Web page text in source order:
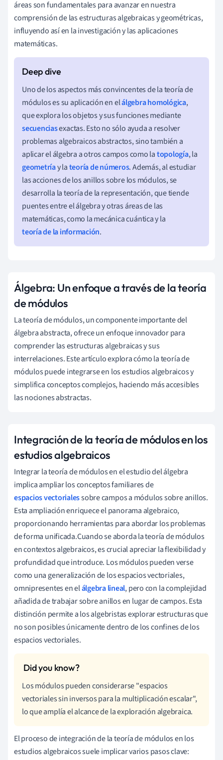
áreas son fundamentales para avanzar en nuestra
comprensión de las estructuras algebraicas y geométricas,
influyendo así en la investigación y las aplicaciones
matemáticas.
Uno de los aspectos más convincentes de la teoría de
módulos es su aplicación en elálgebra homológica,
que explora los objetos y sus funciones mediante
secuenciasexactas. Esto no sólo ayuda a resolver
problemas algebraicos abstractos, sino también a
aplicar el álgebra a otros campos como latopología, la
geometríay lateoría de números. Además, al estudiar
las acciones de los anillos sobre los módulos, se
desarrolla la teoría de la representación, que tiende
puentes entre el álgebra y otras áreas de las
matemáticas, como la mecánica cuántica y la
teoría de la información.
Álgebra: Un enfoque a través de la teoría
de módulos
La teoría de módulos, un componente importante del
álgebra abstracta, ofrece un enfoque innovador para
comprender las estructuras algebraicas y sus
interrelaciones. Este artículo explora cómo la teoría de
módulos puede integrarse en los estudios algebraicos y
simplifica conceptos complejos, haciendo más accesibles
las nociones abstractas.
Integración de la teoría de módulos en los
estudios algebraicos
Integrar la teoría de módulos en el estudio del álgebra
implica ampliar los conceptos familiares de
espacios vectorialessobre campos a módulos sobre anillos.
Esta ampliación enriquece el panorama algebraico,
proporcionando herramientas para abordar los problemas
de forma unificada.Cuando se aborda la teoría de módulos
en contextos algebraicos, es crucial apreciar la flexibilidad y
profundidad que introduce. Los módulos pueden verse
como una generalización de los espacios vectoriales,
omnipresentes en elálgebra lineal, pero con la complejidad
añadida de trabajar sobre anillos en lugar de campos. Esta
distinción permite a los algebristas explorar estructuras que
no son posibles únicamente dentro de los confines de los
espacios vectoriales.
Los módulos pueden considerarse "espacios
vectoriales sin inversos para la multiplicación escalar",
lo que amplía el alcance de la exploración algebraica.
El proceso de integración de la teoría de módulos en los
estudios algebraicos suele implicar varios pasos clave: